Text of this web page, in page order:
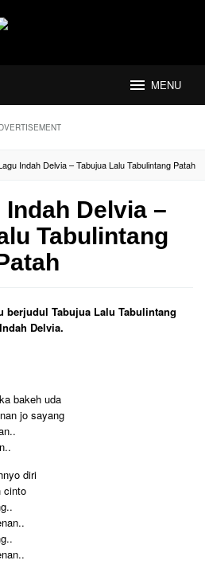
MENU
Indah Delvia – Tabujua Lalu Tabulintang Patah
Delvia –
Tabulintang
berjudul Tabujua Lalu Tabulintang
Delvia.
bakeh uda
jo sayang
diri
cinto